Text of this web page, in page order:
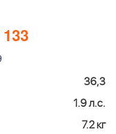
36,3
1.9 л.с.
7.2 кг